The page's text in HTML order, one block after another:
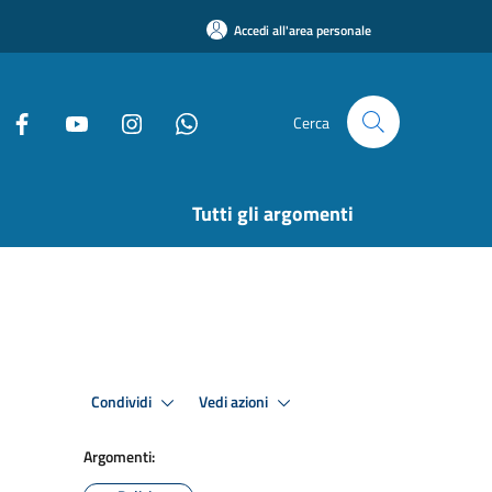
Accedi all'area personale
Cerca
Tutti gli argomenti
Condividi Vedi azioni
Argomenti: